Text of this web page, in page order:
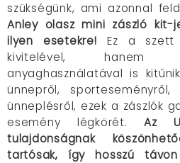
szükségünk, ami azonnal
Anley olasz mini zászló kit-
ilyen esetekre! Ez a szett
kivitelével, hanem
anyaghasználatával is
ünnepről,
ünneplésről, ezek a zászlók
esemény légkörét. Az
tulajdonságnak
tartósak, így hosszú